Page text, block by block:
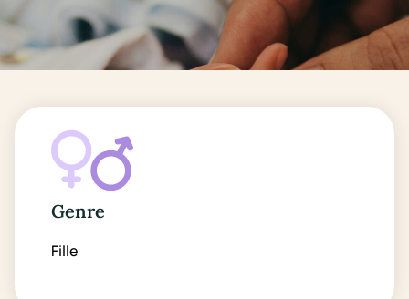
Genre
Fille